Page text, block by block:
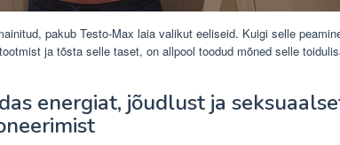
pakub Testo-Max laia valikut eeliseid. Kuigi selle
ja tõsta selle taset, on allpool toodud mõned selle
energiat, jõudlust ja